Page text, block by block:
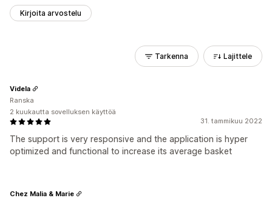
Kirjoita arvostelu
Tarkenna Lajittele
31. tammikuu 2022
The support is very responsive and the application is hyper
optimized and functional to increase its average basket
Videla
Ranska
2 kuukautta sovelluksen käyttöä
Chez Malia & Marie